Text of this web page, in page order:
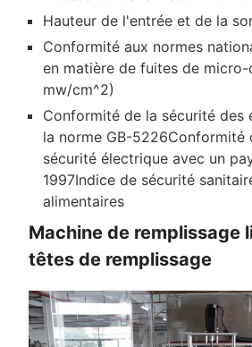
Hauteur de l'entrée et de la
Conformité aux normes
en matière de fuites de
mw/cm^2)
Conformité de la sécurité des
la norme GB-5226Conformité
sécurité électrique avec un
1997Indice de sécurité
alimentaires
Machine de remplissage
têtes de remplissage